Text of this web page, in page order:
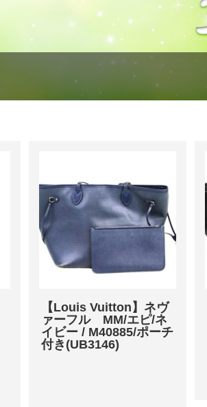
【Louis Vuitton】ネヴ
ァーフル MM/エピ/ネ
イビー / M40885/ポーチ
付き(UB3146)